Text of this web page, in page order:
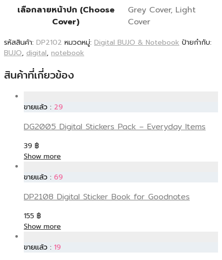
เลือกลายหน้าปก (Choose
Cover)
Grey Cover, Light
Cover
รหัสสินค้า: DP2102 หมวดหมู่: Digital BUJO & Notebook ป้ายกำกับ:
BUJO, digital, notebook
สินค้าที่เกี่ยวข้อง
ขายแล้ว : 29
DG2005 Digital Stickers Pack – Everyday Items
39 ฿
Show more
ขายแล้ว : 69
DP2108 Digital Sticker Book for Goodnotes
155 ฿
Show more
ขายแล้ว : 19